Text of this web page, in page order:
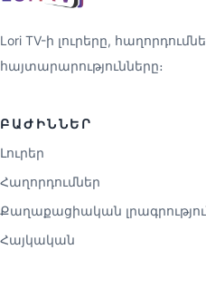
Lori TV-ի լուրերը,
հայտարարությունները։
ԲԱԺԻՆՆԵՐ
Լուրեր
Հաղորդումներ
Քաղաքացիական
Հայկական